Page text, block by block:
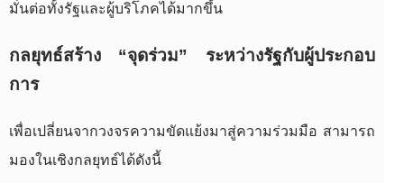
มั่นต่อทั้งรัฐและผู้บริโภคได้มากขึ้น
กลยุทธ์สร้าง “จุดร่วม” ระหว่างรัฐกับผู้ประกอบ
การ
เพื่อเปลี่ยนจากวงจรความขัดแย้งมาสู่ความร่วมมือ สามารถ
มองในเชิงกลยุทธ์ได้ดังนี้